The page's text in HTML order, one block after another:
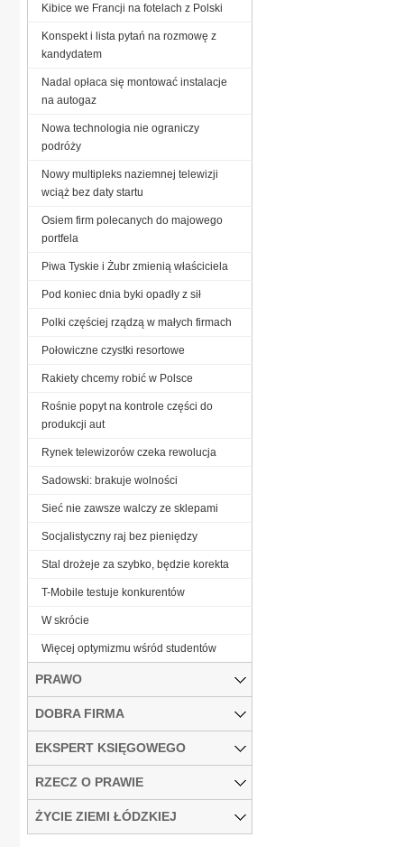
Kibice we Francji na fotelach z Polski
Konspekt i lista pytań na rozmowę z
kandydatem
Nadal opłaca się montować instalacje
na autogaz
Nowa technologia nie ograniczy
podróży
Nowy multipleks naziemnej telewizji
wciąż bez daty startu
Osiem firm polecanych do majowego
portfela
Piwa Tyskie i Żubr zmienią właściciela
Pod koniec dnia byki opadły z sił
Polki częściej rządzą w małych firmach
Połowiczne czystki resortowe
Rakiety chcemy robić w Polsce
Rośnie popyt na kontrole części do
produkcji aut
Rynek telewizorów czeka rewolucja
Sadowski: brakuje wolności
Sieć nie zawsze walczy ze sklepami
Socjalistyczny raj bez pieniędzy
Stal drożeje za szybko, będzie korekta
T-Mobile testuje konkurentów
W skrócie
Więcej optymizmu wśród studentów
PRAWO
DOBRA FIRMA
EKSPERT KSIĘGOWEGO
RZECZ O PRAWIE
ŻYCIE ZIEMI ŁÓDZKIEJ